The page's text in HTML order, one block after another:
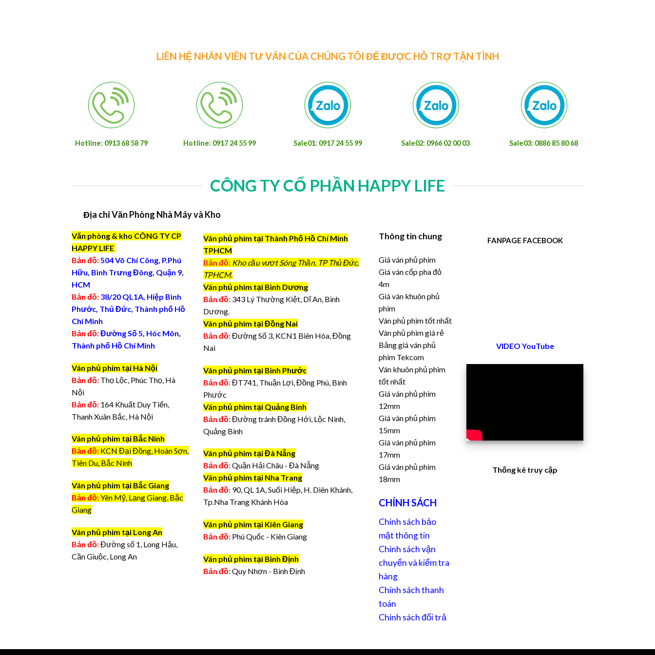
LIÊN HỆ NHÂN VIÊN TƯ VẤN CỦA CHÚNG TÔI ĐỂ ĐƯỢC HỖ TRỢ TẬN TÌNH
Hotline: 0913 68 58 79 Hotline: 0917 24 55 99 Sale01: 0917 24 55 99 Sale02: 0966 02 00 03 Sale03: 0886 85 80 68
CÔNG TY CỔ PHẦN HAPPY LIFE
Địa chỉ Văn Phòng Nhà Máy và Kho
Văn phòng & kho CÔNG TY CP
HAPPY LIFE
Bản đồ:504 Võ Chí Công, P.Phú
Hữu, Bình Trưng Đông, Quận 9,
HCM
Bản đồ: 38/20 QL1A, Hiệp Bình
Phước, Thủ Đức, Thành phố Hồ
Chí Minh
Bản đồ:Đường Số 5, Hóc Môn,
Thành phố Hồ Chí Minh
Ván phủ phim tại Hà Nội
Bản đồ: Thọ Lộc, Phúc Thọ, Hà
Nội
Bản đồ: 164 Khuất Duy Tiến,
Thanh Xuân Bắc, Hà Nội
Ván phủ phim tại Bắc Ninh
Bản đồ: KCN Đại Đồng, Hoàn Sơn,
Tiên Du, Bắc Ninh
Ván phủ phim tại Bắc Giang
Bản đồ:Yên Mỹ, Lạng Giang, Bắc
Giang
Ván phủ phim tại Long An
Bản đồ:Đường số 1, Long Hậu,
Cần Giuộc, Long An
Ván phủ phim tại Thành Phố Hồ Chí Minh
TPHCM
Bản đồ: Kho cầu vượt Sóng Thần, TP Thủ Đức,
TPHCM.
Ván phủ phim tại Bình Dương
Bản đồ: 343 Lý Thường Kiệt, Dĩ An, Bình
Dương.
Ván phủ phim tại Đồng Nai
Bản đồ:Đường Số 3, KCN1 Biên Hòa, Đồng
Nai
Ván phủ phim tại Bình Phước
Bản đồ:ĐT741, Thuận Lợi, Đồng Phú, Bình
Phước
Ván phủ phim tại Quảng Bình
Bản đồ:Đường tránh Đồng Hới, Lộc Ninh,
Quảng Bình
Ván phủ phim tại Đà Nẵng
Bản đồ:Quận Hải Châu - Đà Nẵng
Ván phủ phim tại Nha Trang
Bản đồ: 90, QL 1A, Suối Hiệp, H. Diên Khánh,
Tp.Nha Trang Khánh Hòa
Ván phủ phim tại Kiên Giang
Bản đồ: Phú Quốc - Kiên Giang
Ván phủ phim tại Bình Định
Bản đồ:Quy Nhơn - Bình Định
Thông tin chung
Giá ván phủ phim
Giá ván cốp pha đỏ
4m
Giá ván khuôn phủ
phim
Ván phủ phim tốt nhất
Ván phủ phim giá rẻ
Bảng giá ván phủ
phim Tekcom
Ván khuôn phủ phim
tốt nhất
Giá ván phủ phim
12mm
Giá ván phủ phim
15mm
Giá ván phủ phim
17mm
Giá ván phủ phim
18mm
CHÍNH SÁCH
Chính sách bảo
mật thông tin
Chính sách vận
chuyển và kiểm tra
hàng
Chính sách thanh
toán
Chính sách đổi trả
FANPAGE FACEBOOK
VIDEO YouTube
Thống kê truy cập